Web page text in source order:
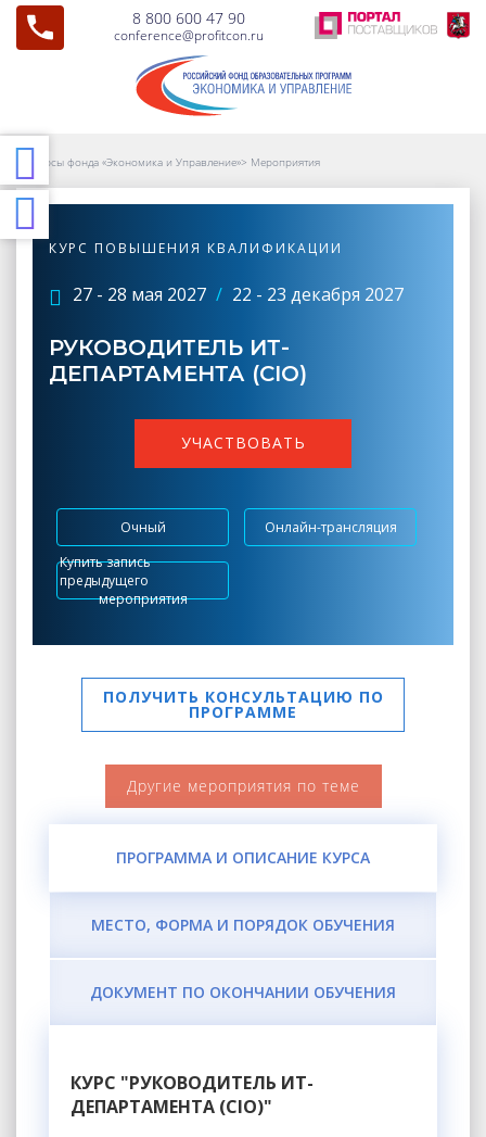
8 800 600 47 90
conference@profitcon.ru
Курсы фонда «Экономика и Управление»> Мероприятия
КУРС ПОВЫШЕНИЯ КВАЛИФИКАЦИИ
27 - 28 мая 2027 / 22 - 23 декабря 2027
РУКОВОДИТЕЛЬ ИТ-
ДЕПАРТАМЕНТА (CIO)
УЧАСТВОВАТЬ
Очный
Онлайн-трансляция
Купить запись
предыдущего
мероприятия
ПОЛУЧИТЬ КОНСУЛЬТАЦИЮ ПО
ПРОГРАММЕ
Другие мероприятия по теме
ПРОГРАММА И ОПИСАНИЕ КУРСА
МЕСТО, ФОРМА И ПОРЯДОК ОБУЧЕНИЯ
ДОКУМЕНТ ПО ОКОНЧАНИИ ОБУЧЕНИЯ
КУРС "РУКОВОДИТЕЛЬ ИТ-
ДЕПАРТАМЕНТА (CIO)"